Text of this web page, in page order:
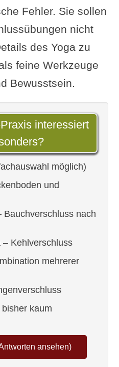
Fehler. Sie sollen
nicht
des Yoga zu
feine Werkzeuge
Bewusstsein.
interessiert
möglich)
und
Bauchverschluss nach
Kehlverschluss
mehrerer
kaum